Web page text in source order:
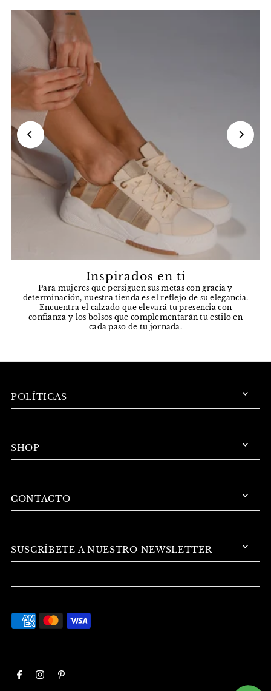
Inspirados en ti
Para mujeres que persiguen sus metas con gracia y
determinación, nuestra tienda es el reflejo de su elegancia.
Encuentra el calzado que elevará tu presencia con
confianza y los bolsos que complementarán tu estilo en
cada paso de tu jornada.
POLÍTICAS
SHOP
CONTACTO
SUSCRÍBETE A NUESTRO NEWSLETTER